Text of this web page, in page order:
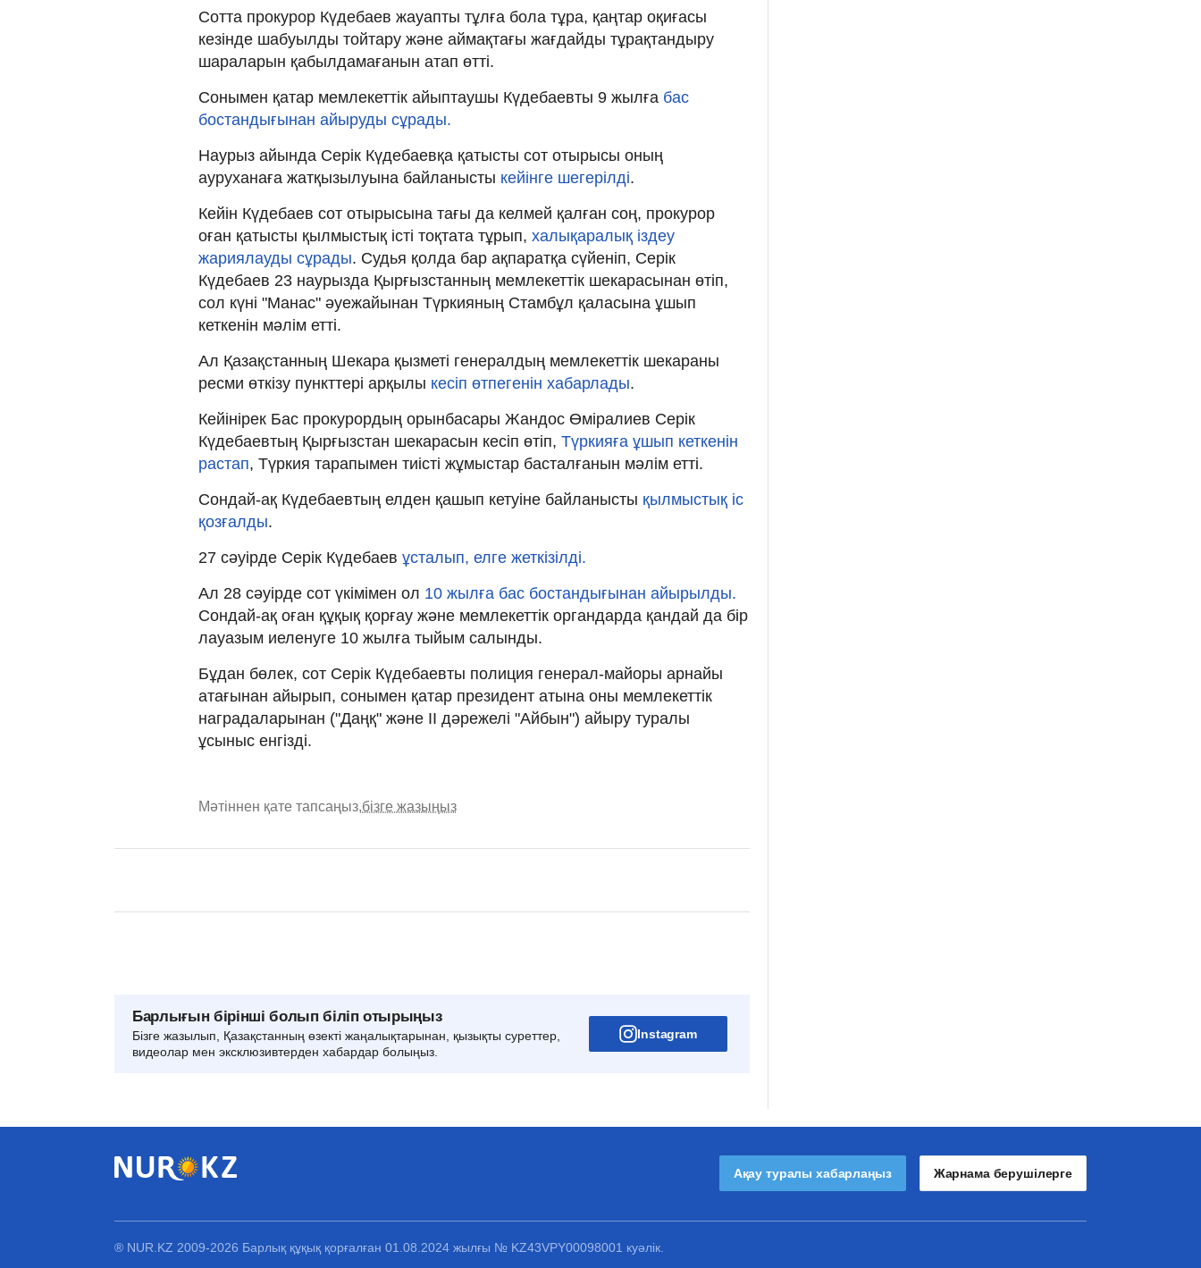
Сотта прокурор Күдебаев жауапты тұлға бола тұра, қаңтар оқиғасы
кезінде шабуылды тойтару және аймақтағы жағдайды тұрақтандыру
шараларын қабылдамағанын атап өтті.
Сонымен қатар мемлекеттік айыптаушы Күдебаевты 9 жылға бас
бостандығынан айыруды сұрады.
Наурыз айында Серік Күдебаевқа қатысты сот отырысы оның
ауруханаға жатқызылуына байланысты кейінге шегерілді.
Кейін Күдебаев сот отырысына тағы да келмей қалған соң, прокурор
оған қатысты қылмыстық істі тоқтата тұрып, халықаралық іздеу
жариялауды сұрады. Судья қолда бар ақпаратқа сүйеніп, Серік
Күдебаев 23 наурызда Қырғызстанның мемлекеттік шекарасынан өтіп,
сол күні "Манас" әуежайынан Түркияның Стамбұл қаласына ұшып
кеткенін мәлім етті.
Ал Қазақстанның Шекара қызметі генералдың мемлекеттік шекараны
ресми өткізу пункттері арқылы кесіп өтпегенін хабарлады.
Кейінірек Бас прокурордың орынбасары Жандос Өміралиев Серік
Күдебаевтың Қырғызстан шекарасын кесіп өтіп, Түркияға ұшып кеткенін
растап, Түркия тарапымен тиісті жұмыстар басталғанын мәлім етті.
Сондай-ақ Күдебаевтың елден қашып кетуіне байланысты қылмыстық іс
қозғалды.
27 сәуірде Серік Күдебаев ұсталып, елге жеткізілді.
Ал 28 сәуірде сот үкімімен ол 10 жылға бас бостандығынан айырылды.
Сондай-ақ оған құқық қорғау және мемлекеттік органдарда қандай да бір
лауазым иеленуге 10 жылға тыйым салынды.
Бұдан бөлек, сот Серік Күдебаевты полиция генерал-майоры арнайы
атағынан айырып, сонымен қатар президент атына оны мемлекеттік
наградаларынан ("Даңқ" және II дәрежелі "Айбын") айыру туралы
ұсыныс енгізді.
Мәтіннен қате тапсаңыз,бізге жазыңыз
Барлығын бірінші болып біліп отырыңыз
Бізге жазылып, Қазақстанның өзекті жаңалықтарынан, қызықты суреттер,
видеолар мен эксклюзивтерден хабардар болыңыз.
Instagram
Ақау туралы хабарлаңыз Жарнама берушілерге
® NUR.KZ 2009-2026 Барлық құқық қорғалған 01.08.2024 жылғы № KZ43VPY00098001 куәлік.